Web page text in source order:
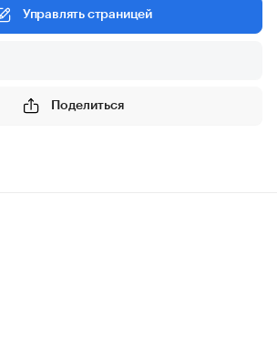
Управлять страницей
Поделиться